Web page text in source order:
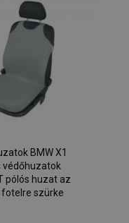
BMW X1
védőhuzatok
pólós huzat az
fotelre szürke